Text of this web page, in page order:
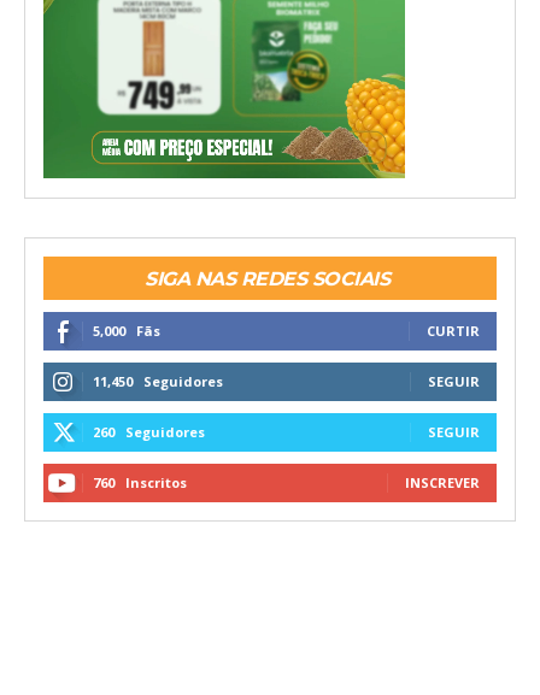
SIGA NAS REDES SOCIAIS
5,000 Fãs CURTIR
11,450 Seguidores SEGUIR
260 Seguidores SEGUIR
760 Inscritos INSCREVER